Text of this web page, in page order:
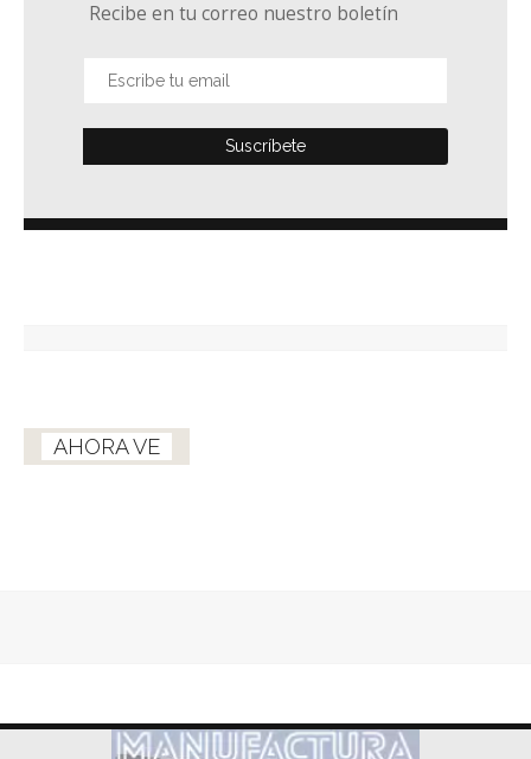
Recibe en tu correo nuestro boletín
AHORA VE